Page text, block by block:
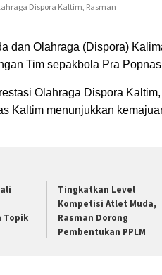
Dispora Kaltim, Rasman
dan Olahraga (Dispora)
Tim sepakbola Pra
Olahraga Dispora
Kaltim menunjukkan
Topik
Tingkatkan Level
Kompetisi Atlet Muda,
Rasman Dorong
Pembentukan PPLM